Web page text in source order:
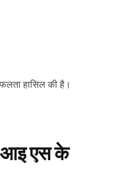
हासिल की है।
आइ एस के